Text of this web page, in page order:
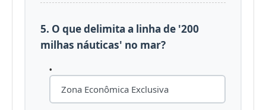
5. O que delimita a linha de '200
milhas náuticas' no mar?
Zona Econômica Exclusiva